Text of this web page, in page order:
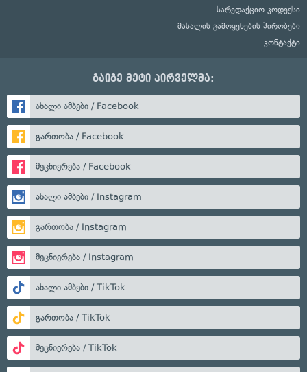
სარედაქციო კოდექსი
მასალის გამოყენების პირობები
კონტაქტი
გაიგე მეტი პირველმა:
ახალი ამბები / Facebook
გართობა / Facebook
მეცნიერება / Facebook
ახალი ამბები / Instagram
გართობა / Instagram
მეცნიერება / Instagram
ახალი ამბები / TikTok
გართობა / TikTok
მეცნიერება / TikTok